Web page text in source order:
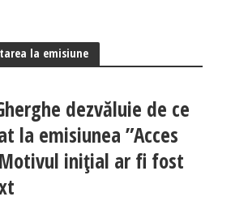
la emisiune
dezvăluie de ce
la emisiunea ”Acces
inițial ar fi fost